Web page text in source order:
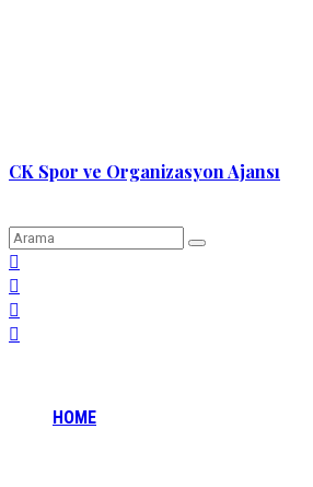
CK Spor ve Organizasyon Ajansı
HOME